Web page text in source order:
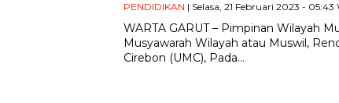
PENDIDIKAN | Selasa, 21 Februari 2023 - 05:43
WARTA GARUT – Pimpinan Wilayah
Musyawarah Wilayah atau Muswil,
Cirebon (UMC), Pada…